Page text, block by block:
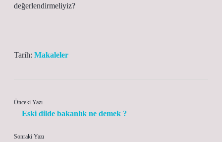
değerlendirmeliyiz?
Tarih: Makaleler
Önceki Yazı
Eski dilde bakanlık ne demek ?
Sonraki Yazı